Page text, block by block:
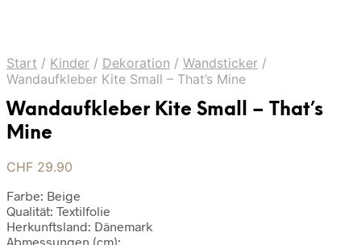
Start / Kinder / Dekoration / Wandsticker /
Wandaufkleber Kite Small – That’s Mine
Wandaufkleber Kite Small – That’s
Mine
CHF 29.90
Farbe: Beige
Qualität: Textilfolie
Herkunftsland: Dänemark
Abmessungen (cm):